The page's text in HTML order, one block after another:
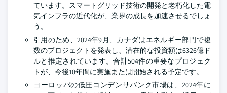
ています。スマートグリッド技術の開発と老朽化した電
気インフラの近代化が、業界の成長を加速させるでしょ
う。
引用のため、2024年9月、カナダはエネルギー部門で複
数のプロジェクトを発表し、潜在的な投資額は6326億ド
ルと推定されています。合計504件の重要なプロジェク
トが、今後10年間に実施または開始される予定です。
ヨーロッパの低圧コンデンサバンク市場は、2024年に